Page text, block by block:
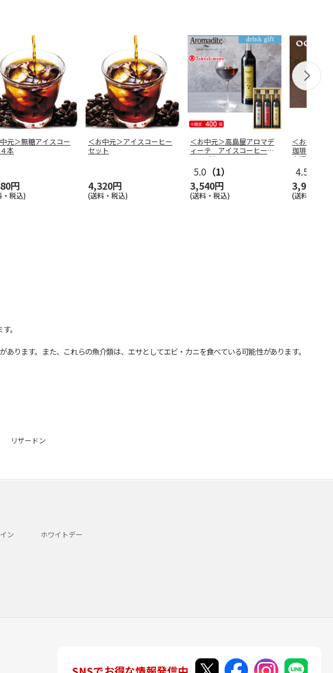
元＞無糖アイスコー
本
円
・税込)
＜お中元＞アイスコーヒー
セット
4,320円
(送料・税込)
＜お中元＞高島屋アロマデ
ィーテ アイスコーヒーギ
フト（東日
5.0 （1）
3,540円
(送料・税込)
＜お中元＞
珈琲リキッ
本版）
4.5
3,990円
(送料・税込)
。
ります。また、これらの魚介類は、エサとしてエビ・カニを食べている可能性があります。
リザードン
ン ホワイトデー